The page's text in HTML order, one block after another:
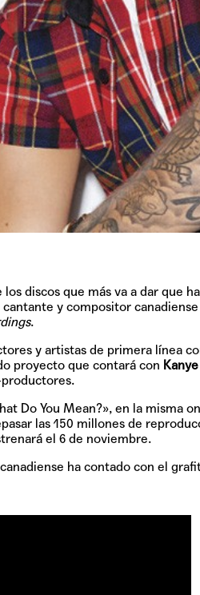
discos que más va a dar que
y compositor canadiense
.
y artistas de primera línea
proyecto que contará con
Do You Mean?», en la misma
las 150 millones de
el 6 de noviembre.
ha contado con el